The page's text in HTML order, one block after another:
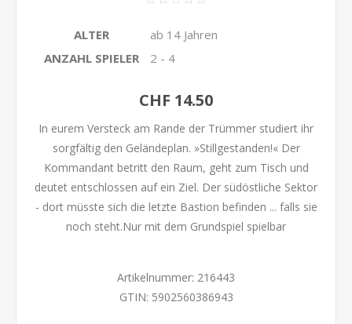
ALTER
ab 14 Jahren
ANZAHL SPIELER
2 - 4
CHF 14.50
In eurem Versteck am Rande der Trümmer studiert ihr
sorgfältig den Geländeplan. »Stillgestanden!« Der
Kommandant betritt den Raum, geht zum Tisch und
deutet entschlossen auf ein Ziel. Der südöstliche Sektor
- dort müsste sich die letzte Bastion befinden ... falls sie
noch steht.Nur mit dem Grundspiel spielbar
Artikelnummer: 216443
GTIN: 5902560386943